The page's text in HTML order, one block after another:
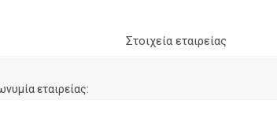
Στοιχεία εταιρείας
εταιρείας: